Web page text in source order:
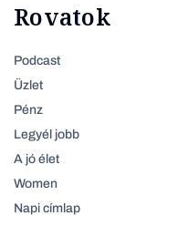
Rovatok
Podcast
Üzlet
Pénz
Legyél jobb
A jó élet
Women
Napi címlap